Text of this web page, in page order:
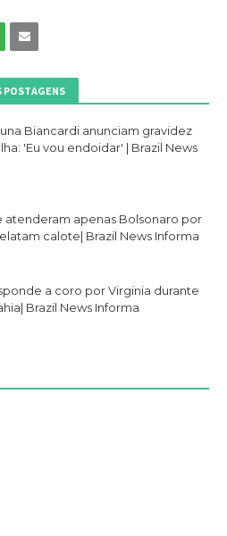
POSTAGENS
Biancardi anunciam gravidez
'Eu vou endoidar' | Brazil News
atenderam apenas Bolsonaro por
calote| Brazil News Informa
a coro por Virginia durante
Brazil News Informa